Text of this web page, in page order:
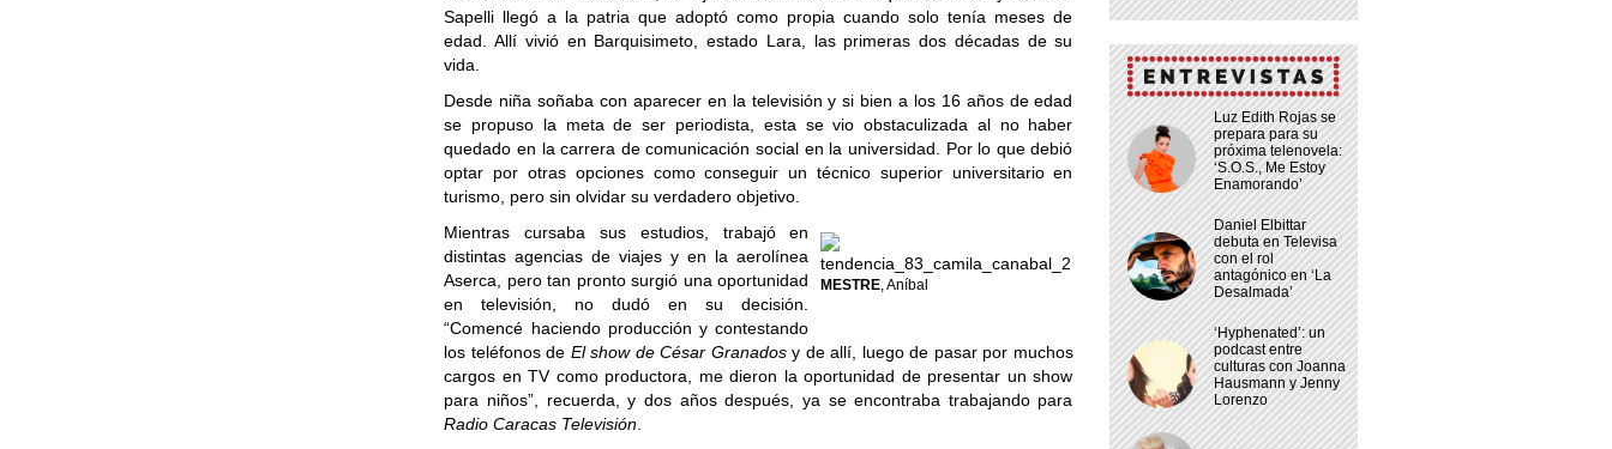
Luz Edith Rojas se
prepara para su
próxima telenovela:
‘S.O.S., Me Estoy
Enamorando’
Daniel Elbittar
debuta en Televisa
con el rol
antagónico en ‘La
Desalmada’
‘Hyphenated’: un
podcast entre
culturas con Joanna
Hausmann y Jenny
Lorenzo
Sapelli llegó a la patria que adoptó como propia cuando solo tenía meses de
edad. Allí vivió en Barquisimeto, estado Lara, las primeras dos décadas de su
vida.
Desde niña soñaba con aparecer en la televisión y si bien a los 16 años de edad
se propuso la meta de ser periodista, esta se vio obstaculizada al no haber
quedado en la carrera de comunicación social en la universidad. Por lo que debió
optar por otras opciones como conseguir un técnico superior universitario en
turismo, pero sin olvidar su verdadero objetivo.
MESTRE, Aníbal
Mientras cursaba sus estudios, trabajó en
distintas agencias de viajes y en la aerolínea
Aserca, pero tan pronto surgió una oportunidad
en televisión, no dudó en su decisión.
“Comencé haciendo producción y contestando
los teléfonos de El show de César Granadosy de allí, luego de pasar por muchos
cargos en TV como productora, me dieron la oportunidad de presentar un show
para niños”, recuerda, y dos años después, ya se encontraba trabajando para
Radio Caracas Televisión.